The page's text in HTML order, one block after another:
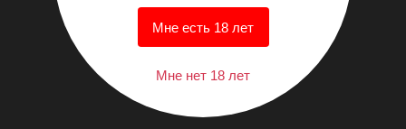
СПИСОК МАГАЗИНОВ
Мне есть 18 лет
Мне нет 18 лет